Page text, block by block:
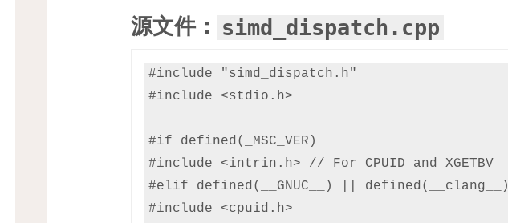
源文件： simd_dispatch.cpp
#include "simd_dispatch.h"
#include <stdio.h>
#if defined(_MSC_VER)
#include <intrin.h> // For CPUID and XGETBV
#elif defined(__GNUC__) || defined(__clang__)
#include <cpuid.h>